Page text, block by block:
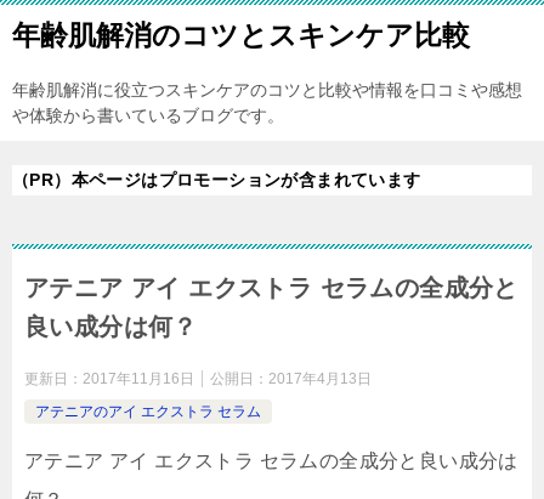
年齢肌解消のコツとスキンケア比較
年齢肌解消に役立つスキンケアのコツと比較や情報を口コミや感想
や体験から書いているブログです。
（PR）本ページはプロモーションが含まれています
アテニア アイ エクストラ セラムの全成分と
良い成分は何？
更新日： 2017年11月16日 公開日： 2017年4月13日
アテニアのアイ エクストラ セラム
アテニア アイ エクストラ セラムの全成分と良い成分は